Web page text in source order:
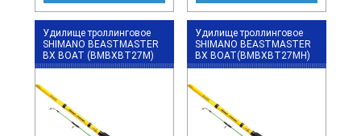
Удилище троллинговое
SHIMANO BEASTMASTER
BX BOAT (BMBXBT27M)
Удилище троллинговое
SHIMANO BEASTMASTER
BX BOAT(BMBXBT27MH)